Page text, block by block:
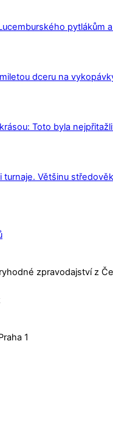
pytlákům
dceru na
Toto byla
turnaje. Většinu
zpravodajství z
1